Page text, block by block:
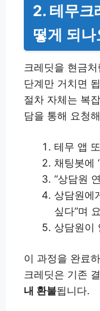
2. 테무크
떻게 되나
크레딧을 현금
단계만 거치면
절차 자체는 복
담을 통해 요청
테무 앱
채팅봇에
“상담원
상담원에
싶다”며
상담원이
이 과정을 완료
크레딧은 기존
내 환불됩니다.